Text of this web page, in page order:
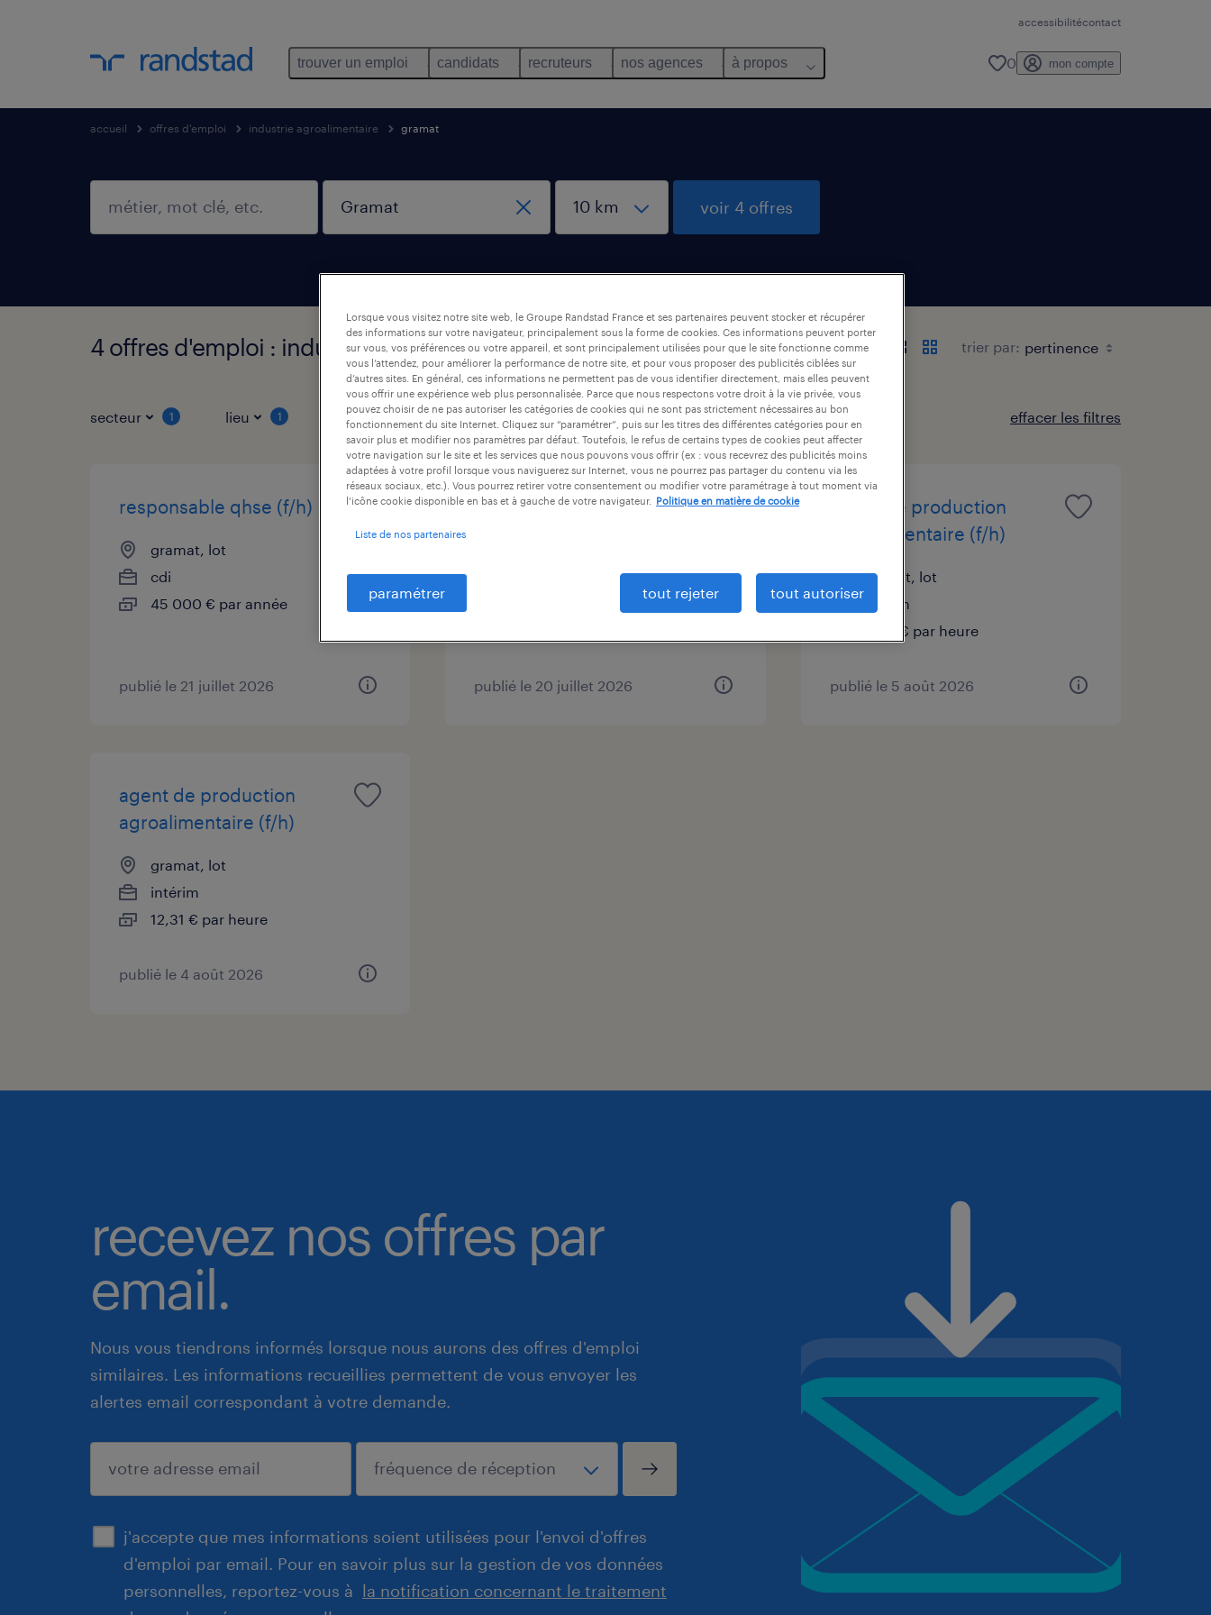
accessibilitécontact
trouver un emploi candidats recruteurs nos agences à propos 0 mon compte
accueil offres d'emploi industrie agroalimentaire gramat
voir 4 offres
4 offres d'emploi : industrie agroalimentaire, Gramat trier par:
secteur 1 lieu 1 type de contrat durée du contrat niveau d'expérience effacer les filtres
responsable qhse (f/h)
gramat, lot
cdi
45 000 € par année
publié le 21 juillet 2026
ouvrier d'abattoir (f/h)
publié le 20 juillet 2026
agent de production
agroalimentaire (f/h)
gramat, lot
intérim
12,31 € par heure
publié le 5 août 2026
agent de production
agroalimentaire (f/h)
gramat, lot
intérim
12,31 € par heure
publié le 4 août 2026
recevez nos offres par
email.
Nous vous tiendrons informés lorsque nous aurons des offres d'emploi
similaires. Les informations recueillies permettent de vous envoyer les
alertes email correspondant à votre demande.
j'accepte que mes informations soient utilisées pour l'envoi d'offres
d'emploi par email. Pour en savoir plus sur la gestion de vos données
personnelles, reportez-vous à la notification concernant le traitement
enregistrer
Lorsque vous visitez notre site web, le Groupe Randstad France et ses partenaires peuvent stocker et récupérer
des informations sur votre navigateur, principalement sous la forme de cookies. Ces informations peuvent porter
sur vous, vos préférences ou votre appareil, et sont principalement utilisées pour que le site fonctionne comme
vous l’attendez, pour améliorer la performance de notre site, et pour vous proposer des publicités ciblées sur
d’autres sites. En général, ces informations ne permettent pas de vous identifier directement, mais elles peuvent
vous offrir une expérience web plus personnalisée. Parce que nous respectons votre droit à la vie privée, vous
pouvez choisir de ne pas autoriser les catégories de cookies qui ne sont pas strictement nécessaires au bon
fonctionnement du site Internet. Cliquez sur “paramétrer”, puis sur les titres des différentes catégories pour en
savoir plus et modifier nos paramètres par défaut. Toutefois, le refus de certains types de cookies peut affecter
votre navigation sur le site et les services que nous pouvons vous offrir (ex : vous recevrez des publicités moins
adaptées à votre profil lorsque vous naviguerez sur Internet, vous ne pourrez pas partager du contenu via les
réseaux sociaux, etc.). Vous pourrez retirer votre consentement ou modifier votre paramétrage à tout moment via
l’icône cookie disponible en bas et à gauche de votre navigateur.
Politique en matière de cookie
Liste de nos partenaires
paramétrer tout rejeter tout autoriser